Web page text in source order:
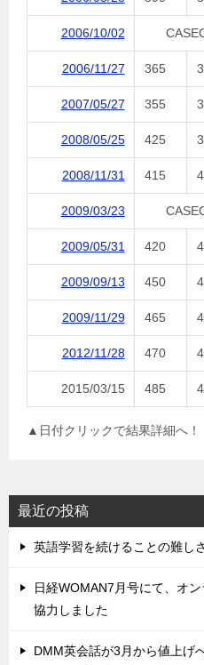
2006/10/02
2006/11/27 365
2007/05/27 355
2008/05/25 425
2008/11/31 415
2009/03/23
2009/05/31 420
2009/09/13 450
2009/11/29 465
2012/11/28 470
2015/03/15 485
▲日付クリックで結果詳細へ！
最近の投稿
英語学習を続けることの難し
日経WOMAN7月号にて、オ
協力しました
DMM英会話が3月から値上げ